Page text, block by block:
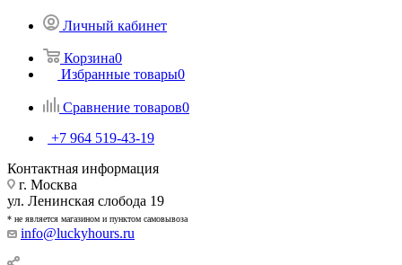
Личный кабинет
Корзина0
Избранные товары0
Сравнение товаров0
+7 964 519-43-19
Контактная информация
г. Москва
ул. Ленинская слобода 19
* не является магазином и пунктом самовывоза
info@luckyhours.ru